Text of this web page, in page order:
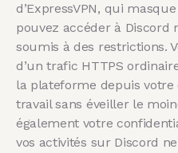
d’ExpressVPN, qui
pouvez accéder à Discord
soumis à des restrictions.
d’un trafic HTTPS
la plateforme depuis
travail sans éveiller le
également votre
vos activités sur Discord